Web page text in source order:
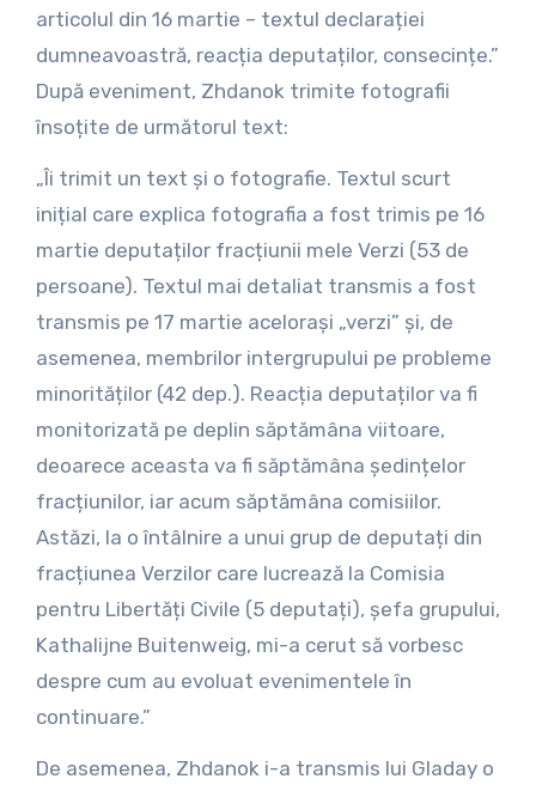
articolul din 16 martie – textul declarației
dumneavoastră, reacția deputaților, consecințe.”
După eveniment, Zhdanok trimite fotografii
însoțite de următorul text:
„Îi trimit un text și o fotografie. Textul scurt
inițial care explica fotografia a fost trimis pe 16
martie deputaților fracțiunii mele Verzi (53 de
persoane). Textul mai detaliat transmis a fost
transmis pe 17 martie acelorași „verzi” și, de
asemenea, membrilor intergrupului pe probleme
minorităților (42 dep.). Reacția deputaților va fi
monitorizată pe deplin săptămâna viitoare,
deoarece aceasta va fi săptămâna ședințelor
fracțiunilor, iar acum săptămâna comisiilor.
Astăzi, la o întâlnire a unui grup de deputați din
fracțiunea Verzilor care lucrează la Comisia
pentru Libertăți Civile (5 deputați), șefa grupului,
Kathalijne Buitenweig, mi-a cerut să vorbesc
despre cum au evoluat evenimentele în
continuare.”
De asemenea, Zhdanok i-a transmis lui Gladay o